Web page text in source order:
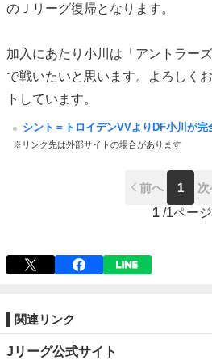
のＪリーグ復帰となります。
加入にあたり小川は「アントラー
で戦いたいと思います。よろしく
トしています。
シント＝トロイデンVVよりDF小川が完
※リンク先は外部サイトの場合があります
前へ 1
1 /1ページ
関連リンク
Jリーグ公式サイト